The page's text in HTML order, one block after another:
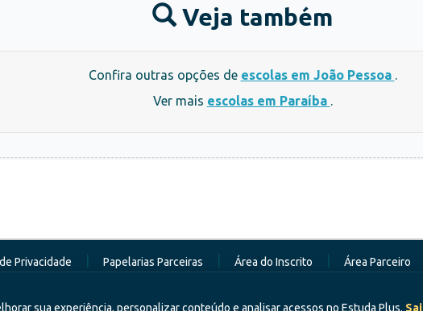
Veja também
Confira outras opções de escolas em João Pessoa
Ver mais escolas em Paraíba
Privacidade Papelarias Parceiras Área do Inscrito Área Parceiro
sua experiência, personalizar conteúdo e analisar acessos no Estuda Plus.